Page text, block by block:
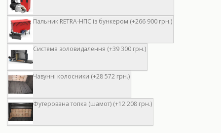
Пальник RETRA-НПС із бункером (+266 900 грн.)
Система золовидалення (+39 300 грн.)
Чавунні колосники (+28 572 грн.)
Футерована топка (шамот) (+12 208 грн.)